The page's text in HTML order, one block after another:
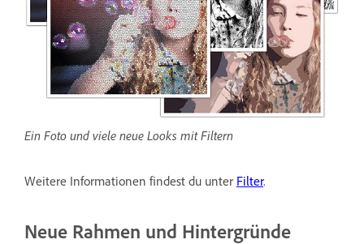
Ein Foto und viele neue Looks mit Filtern
Weitere Informationen findest du unter Filter.
Neue Rahmen und Hintergründe